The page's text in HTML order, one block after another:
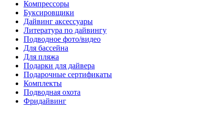
Компрессоры
Буксировщики
Дайвинг аксессуары
Литература по дайвингу
Подводное фото/видео
Для бассейна
Для пляжа
Подарки для дайвера
Подарочные сертификаты
Комплекты
Подводная охота
Фридайвинг